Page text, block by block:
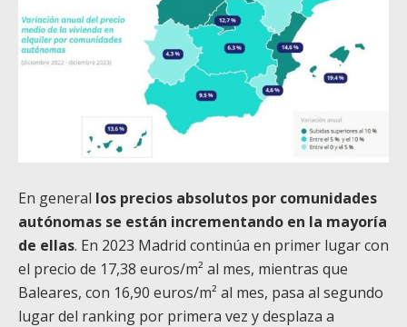
En general los precios absolutos por comunidades
autónomas se están incrementando en la mayoría
de ellas. En 2023 Madrid continúa en primer lugar con
el precio de 17,38 euros/m² al mes, mientras que
Baleares, con 16,90 euros/m² al mes, pasa al segundo
lugar del ranking por primera vez y desplaza a